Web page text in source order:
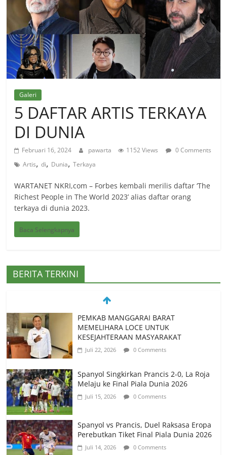
Galeri
5 DAFTAR ARTIS TERKAYA
DI DUNIA
Februari 16, 2024 pawarta 1152 Views
0 Comments
Artis,di, Dunia,Terkaya
WARTANET NKRI,com – Forbes kembali merilis daftar ‘The
Richest People in The World 2023’ alias daftar orang
terkaya di dunia 2023.
Baca Selengkapnya
BERITA TERKINI
PEMKAB MANGGARAI BARAT
MEMELIHARA LOCE UNTUK
KESEJAHTERAAN MASYARAKAT
Juli 22, 2026 0 Comments
Spanyol Singkirkan Prancis 2-0, La Roja
Melaju ke Final Piala Dunia 2026
Juli 15, 2026 0 Comments
Spanyol vs Prancis, Duel Raksasa Eropa
Perebutkan Tiket Final Piala Dunia 2026
Juli 14, 2026 0 Comments